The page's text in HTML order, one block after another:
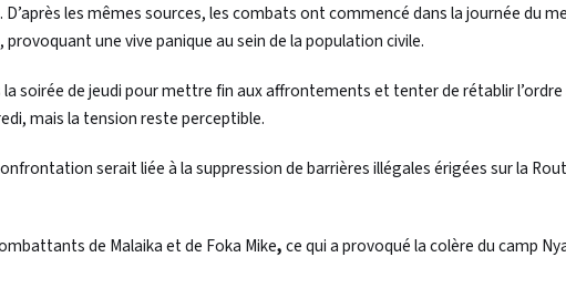
les mêmes sources, les combats ont commencé dans la journée du
une vive panique au sein de la population civile.
la soirée de jeudi pour mettre fin aux affrontements et tenter de rétablir l’ordre
mais la tension reste perceptible.
serait liée à la suppression de barrières illégales érigées sur la
de Malaika et de Foka Mike,ce qui a provoqué la colère du camp